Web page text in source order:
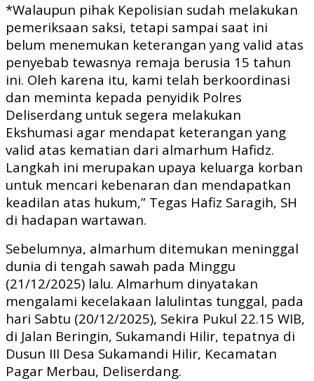
*Walaupun pihak Kepolisian sudah melakukan
pemeriksaan saksi, tetapi sampai saat ini
belum menemukan keterangan yang valid atas
penyebab tewasnya remaja berusia 15 tahun
ini. Oleh karena itu, kami telah berkoordinasi
dan meminta kepada penyidik Polres
Deliserdang untuk segera melakukan
Ekshumasi agar mendapat keterangan yang
valid atas kematian dari almarhum Hafidz.
Langkah ini merupakan upaya keluarga korban
untuk mencari kebenaran dan mendapatkan
keadilan atas hukum,” Tegas Hafiz Saragih, SH
di hadapan wartawan.
Sebelumnya, almarhum ditemukan meninggal
dunia di tengah sawah pada Minggu
(21/12/2025) lalu. Almarhum dinyatakan
mengalami kecelakaan lalulintas tunggal, pada
hari Sabtu (20/12/2025), Sekira Pukul 22.15 WIB,
di Jalan Beringin, Sukamandi Hilir, tepatnya di
Dusun III Desa Sukamandi Hilir, Kecamatan
Pagar Merbau, Deliserdang.